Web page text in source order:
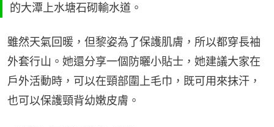
的大潭上水塘石砌輸水道。
雖然天氣回暖，但黎姿為了保護肌膚，所以都穿長袖
外套行山。她還分享一個防曬小貼士，她建議大家在
戶外活動時，可以在頸部圍上毛巾，既可用來抹汗，
也可以保護頸背幼嫩皮膚。